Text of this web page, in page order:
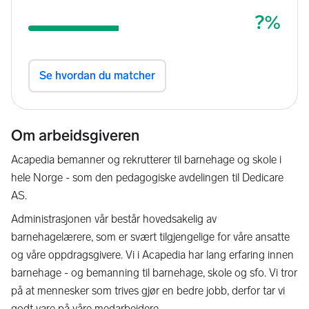
Om arbeidsgiveren
Acapedia bemanner og rekrutterer til barnehage og skole i
hele Norge - som den pedagogiske avdelingen til Dedicare
AS.
Administrasjonen vår består hovedsakelig av
barnehagelærere, som er svært tilgjengelige for våre ansatte
og våre oppdragsgivere. Vi i Acapedia har lang erfaring innen
barnehage - og bemanning til barnehage, skole og sfo. Vi tror
på at mennesker som trives gjør en bedre jobb, derfor tar vi